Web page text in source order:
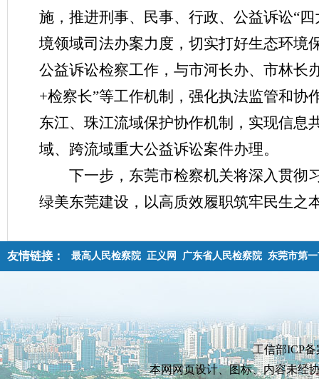
施，推进刑事、民事、行政、公益诉讼“
境领域司法办案力度，切实打好生态环境
公益诉讼检察工作，与市河长办、市林长
+检察长”等工作机制，强化执法监管和
东江、珠江流域保护协作机制，实现信息
域、跨流域重大公益诉讼案件办理。
下一步，东莞市检察机关将深入贯彻
绿美东莞建设，以高质效履职筑牢民生之
友情链接： 最高人民检察院 正义网 广东省人民检察院 东莞市第
工信部ICP
本网网页设计、图标、内容未经